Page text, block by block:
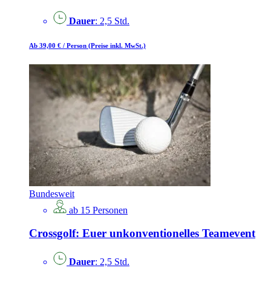
Dauer: 2,5 Std.
Ab 39,00 € / Person (Preise inkl. MwSt.)
Bundesweit
ab 15 Personen
Crossgolf: Euer unkonventionelles Teamevent
Dauer: 2,5 Std.